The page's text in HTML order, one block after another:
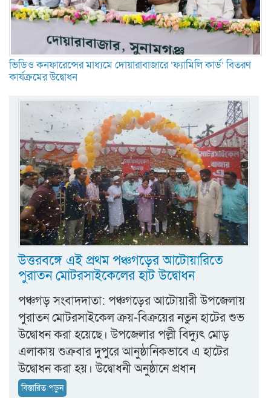
ভিডিও কনফারেন্সের মাধ্যমে দোয়ারাবাজারে ‘ফ্যামিলি কার্ড’ বিতরণ
কার্যক্রমের উদ্বোধন
উত্তরবঙ্গে এই প্রথম পঞ্চগড়ের আটোয়ারিতে
পুরাতন মোটরসাইকেলের হাট উদ্বোধন
পঞ্চগড় সংবাদদাতা: পঞ্চগড়ের আটোয়ারী উপজেলায়
পুরাতন মোটরসাইকেল ক্রয়-বিক্রয়ের নতুন হাটের শুভ
উদ্বোধন করা হয়েছে। উপজেলার পল্লী বিদ্যুৎ মোড়
এলাকায় শুক্রবার দুপুরে আনুষ্ঠানিকভাবে এ হাটের
উদ্বোধন করা হয়। উদ্বোধনী অনুষ্ঠানে প্রধান
বিস্তারিত পড়ুন